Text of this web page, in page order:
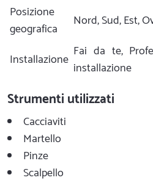
Posizione
geografica
Nord, Sud, Est,
Installazione Fai da te,
installazione
Strumenti utilizzati
Cacciaviti
Martello
Pinze
Scalpello